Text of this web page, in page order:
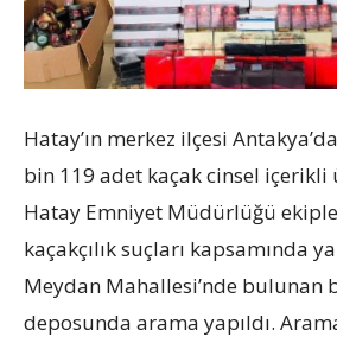
Hatay’ın merkez ilçesi
bin 119 adet kaçak cinsel
Hatay Emniyet Müdürlüğü
kaçakçılık suçları kapsamında
Meydan Mahallesi’nde bulunan
deposunda arama yapıldı.